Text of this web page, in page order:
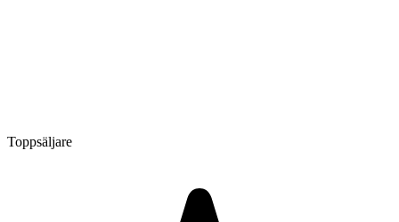
Toppsäljare